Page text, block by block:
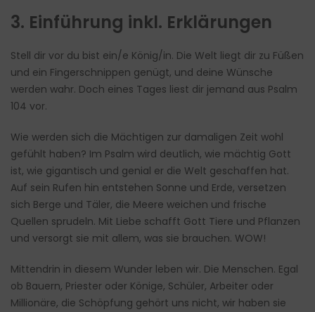
3. Einführung inkl. Erklärungen
Stell dir vor du bist ein/e König/in. Die Welt liegt dir zu Füßen
und ein Fingerschnippen genügt, und deine Wünsche
werden wahr. Doch eines Tages liest dir jemand aus Psalm
104 vor.
Wie werden sich die Mächtigen zur damaligen Zeit wohl
gefühlt haben? Im Psalm wird deutlich, wie mächtig Gott
ist, wie gigantisch und genial er die Welt geschaffen hat.
Auf sein Rufen hin entstehen Sonne und Erde, versetzen
sich Berge und Täler, die Meere weichen und frische
Quellen sprudeln. Mit Liebe schafft Gott Tiere und Pflanzen
und versorgt sie mit allem, was sie brauchen. WOW!
Mittendrin in diesem Wunder leben wir. Die Menschen. Egal
ob Bauern, Priester oder Könige, Schüler, Arbeiter oder
Millionäre, die Schöpfung gehört uns nicht, wir haben sie